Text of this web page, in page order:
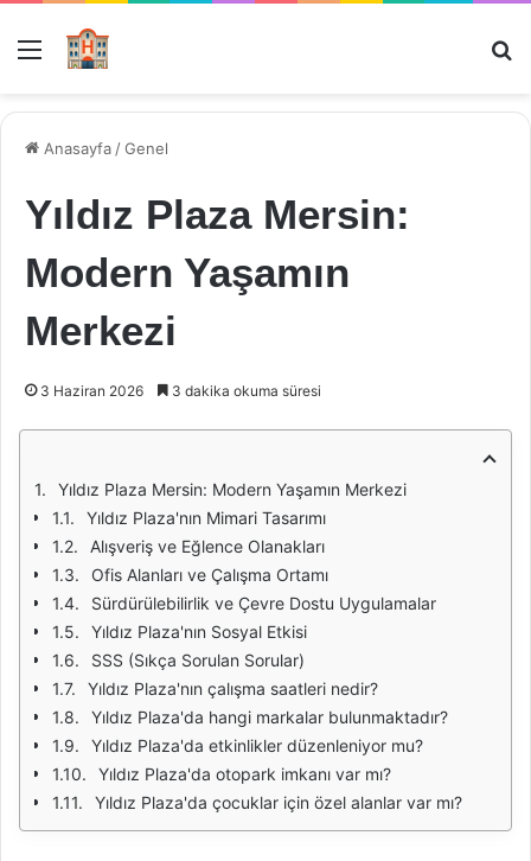
Menü
Anasayfa /Genel
Yıldız Plaza Mersin:
Modern Yaşamın
Merkezi
3 Haziran 2026 3 dakika okuma süresi
Yıldız Plaza Mersin: Modern Yaşamın Merkezi
Yıldız Plaza'nın Mimari Tasarımı
Alışveriş ve Eğlence Olanakları
Ofis Alanları ve Çalışma Ortamı
Sürdürülebilirlik ve Çevre Dostu Uygulamalar
Yıldız Plaza'nın Sosyal Etkisi
SSS (Sıkça Sorulan Sorular)
Yıldız Plaza'nın çalışma saatleri nedir?
Yıldız Plaza'da hangi markalar bulunmaktadır?
Yıldız Plaza'da etkinlikler düzenleniyor mu?
Yıldız Plaza'da otopark imkanı var mı?
Yıldız Plaza'da çocuklar için özel alanlar var mı?